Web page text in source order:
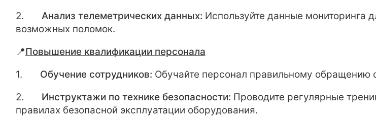
2. Анализ телеметрических данных: Используйте данные мониторинга
возможных поломок.
📍Повышение квалификации персонала
1. Обучение сотрудников: Обучайте персонал правильному обращению
2. Инструктажи по технике безопасности: Проводите регулярные
правилах безопасной эксплуатации оборудования.